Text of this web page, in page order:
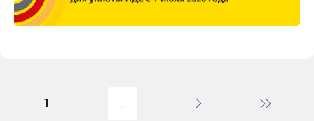
1